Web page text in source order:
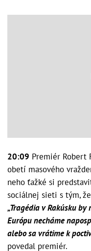
20:09 Premiér Robert
obetí masového
neho ťažké si
sociálnej sieti s tým,
„Tragédia v Rakúsku
Európu necháme
alebo sa vrátime k
povedal premiér.